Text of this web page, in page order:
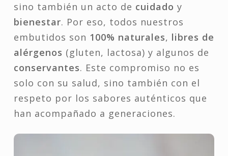
sino también un acto de cuidado y
bienestar. Por eso, todos nuestros
embutidos son 100% naturales, libres de
alérgenos (gluten, lactosa) y algunos de
conservantes. Este compromiso no es
solo con su salud, sino también con el
respeto por los sabores auténticos que
han acompañado a generaciones.